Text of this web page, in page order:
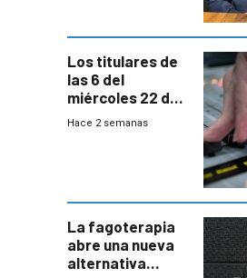
Los titulares de
las 6 del
miércoles 22 de
julio de 2026
Hace 2 semanas
La fagoterapia
abre una nueva
alternativa